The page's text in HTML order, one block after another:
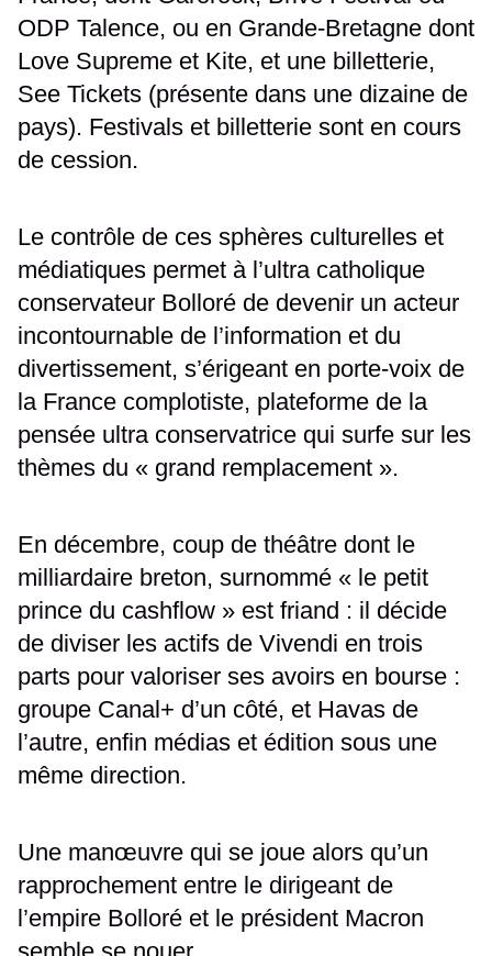
ODP Talence, ou en Grande-Bretagne dont
Love Supreme et Kite, et une billetterie,
See Tickets (présente dans une dizaine de
pays). Festivals et billetterie sont en cours
de cession.
Le contrôle de ces sphères culturelles et
médiatiques permet à l’ultra catholique
conservateur Bolloré de devenir un acteur
incontournable de l’information et du
divertissement, s’érigeant en porte-voix de
la France complotiste, plateforme de la
pensée ultra conservatrice qui surfe sur les
thèmes du « grand remplacement ».
En décembre, coup de théâtre dont le
milliardaire breton, surnommé « le petit
prince du cashflow » est friand : il décide
de diviser les actifs de Vivendi en trois
parts pour valoriser ses avoirs en bourse :
groupe Canal+ d’un côté, et Havas de
l’autre, enfin médias et édition sous une
même direction.
Une manœuvre qui se joue alors qu’un
rapprochement entre le dirigeant de
l’empire Bolloré et le président Macron